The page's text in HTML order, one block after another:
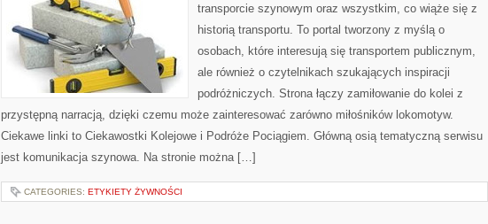
transporcie szynowym oraz wszystkim, co wiąże się z
historią transportu. To portal tworzony z myślą o
osobach, które interesują się transportem publicznym,
ale również o czytelnikach szukających inspiracji
podróżniczych. Strona łączy zamiłowanie do kolei z
przystępną narracją, dzięki czemu może zainteresować zarówno miłośników lokomotyw.
Ciekawe linki to Ciekawostki Kolejowe i Podróże Pociągiem. Główną osią tematyczną serwisu
jest komunikacja szynowa. Na stronie można […]
CATEGORIES: ETYKIETY ŻYWNOŚCI